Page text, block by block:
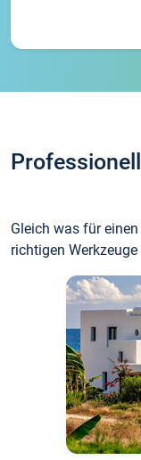
Gleich was für
richtigen